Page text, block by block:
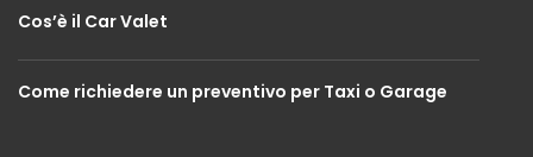
Cos’è il Car Valet
Come richiedere un preventivo per Taxi o Garage